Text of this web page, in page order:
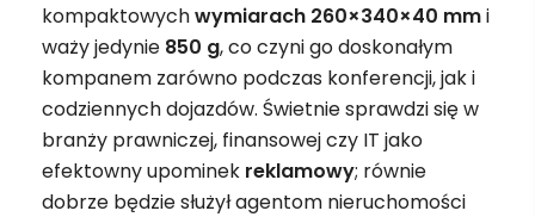
kompaktowychwymiarach 260×340×40 mmi
waży jedynie 850 g, co czyni go doskonałym
kompanem zarówno podczas konferencji, jak i
codziennych dojazdów. Świetnie sprawdzi się w
branży prawniczej, finansowej czy IT jako
efektowny upominek reklamowy; równie
dobrze będzie służył agentom nieruchomości